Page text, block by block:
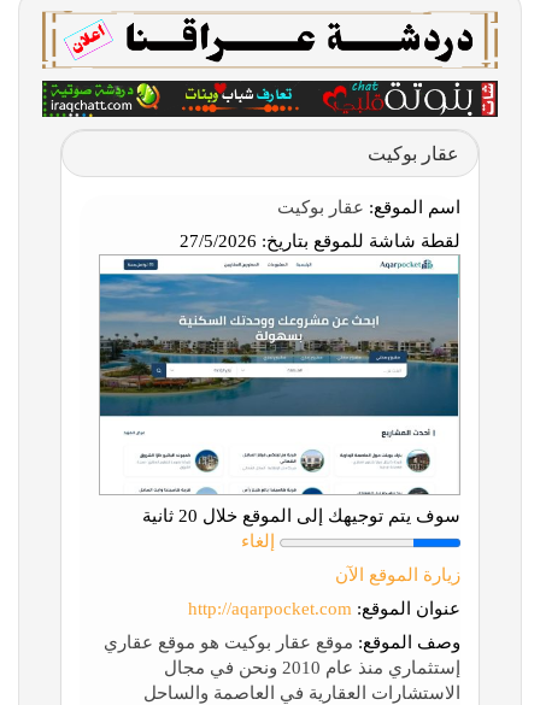
عقار بوكيت
اسم الموقع: عقار بوكيت
لقطة شاشة للموقع بتاريخ:
سوف يتم توجيهك إلى الموقع خلال 20 ثانية
إلغاء
زيارة الموقع الآن
عنوان الموقع: http://aqarpocket.com
وصف الموقع: موقع عقار بوكيت هو موقع عقاري
إستثماري منذ عام 2010 ونحن في مجال
الاستشارات العقارية في العاصمة والساحل